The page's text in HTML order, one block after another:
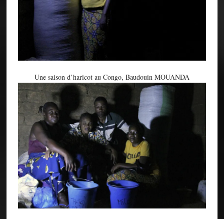
Une saison d’haricot au Congo, Baudouin MOUANDA